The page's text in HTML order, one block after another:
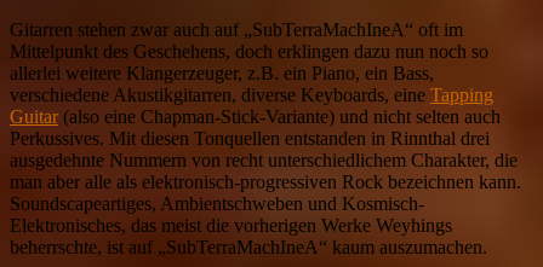
Gitarren stehen zwar auch auf „SubTerraMachIneA“ oft im
Mittelpunkt des Geschehens, doch erklingen dazu nun noch so
allerlei weitere Klangerzeuger, z.B. ein Piano, ein Bass,
verschiedene Akustikgitarren, diverse Keyboards, eine Tapping
Guitar (also eine Chapman-Stick-Variante) und nicht selten auch
Perkussives. Mit diesen Tonquellen entstanden in Rinnthal drei
ausgedehnte Nummern von recht unterschiedlichem Charakter, die
man aber alle als elektronisch-progressiven Rock bezeichnen kann.
Soundscapeartiges, Ambientschweben und Kosmisch-
Elektronisches, das meist die vorherigen Werke Weyhings
beherrschte, ist auf „SubTerraMachIneA“ kaum auszumachen.